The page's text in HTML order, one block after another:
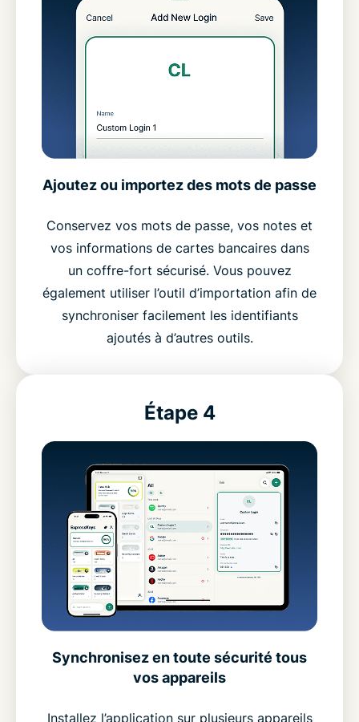
Ajoutez ou importez des mots de passe
Conservez vos mots de passe, vos notes et
vos informations de cartes bancaires dans
un coffre-fort sécurisé. Vous pouvez
également utiliser l’outil d’importation afin de
synchroniser facilement les identifiants
ajoutés à d’autres outils.
Étape 4
Synchronisez en toute sécurité tous
vos appareils
Installez l’application sur plusieurs appareils